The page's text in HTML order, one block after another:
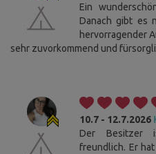
Ein
Danach gibt es
hervorragender
sehr zuvorkommend und
10.7 - 12.7.2026
Der Besitzer
freundlich. Er